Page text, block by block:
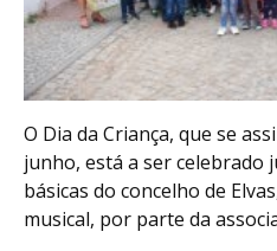
O Dia da Criança, que se
junho, está a ser celebrado
básicas do concelho de
musical, por parte da